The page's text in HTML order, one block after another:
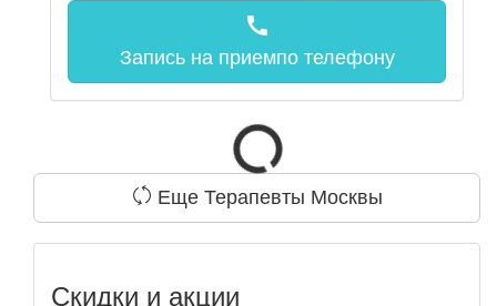
call
Запись на приемпо телефону
Еще Терапевты Москвы
Скидки и акции